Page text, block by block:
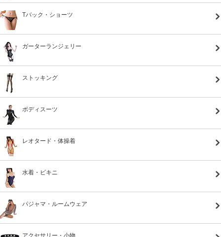
Tバック・ショーツ
ガーターランジェリー
ストッキング
ボディスーツ
レオタード・体操着
水着・ビキニ
パジャマ・ルームウェア
アクセサリー・小物